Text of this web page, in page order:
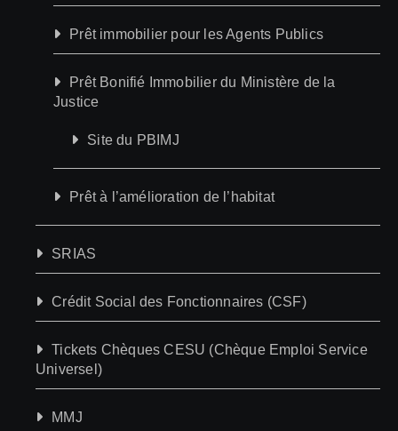
Prêt immobilier pour les Agents Publics
Prêt Bonifié Immobilier du Ministère de la
Justice
Site du PBIMJ
Prêt à l’amélioration de l’habitat
SRIAS
Crédit Social des Fonctionnaires (CSF)
Tickets Chèques CESU (Chèque Emploi Service
Universel)
MMJ